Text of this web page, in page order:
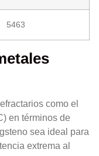
5463
como el
en términos de
sea ideal para
extrema al